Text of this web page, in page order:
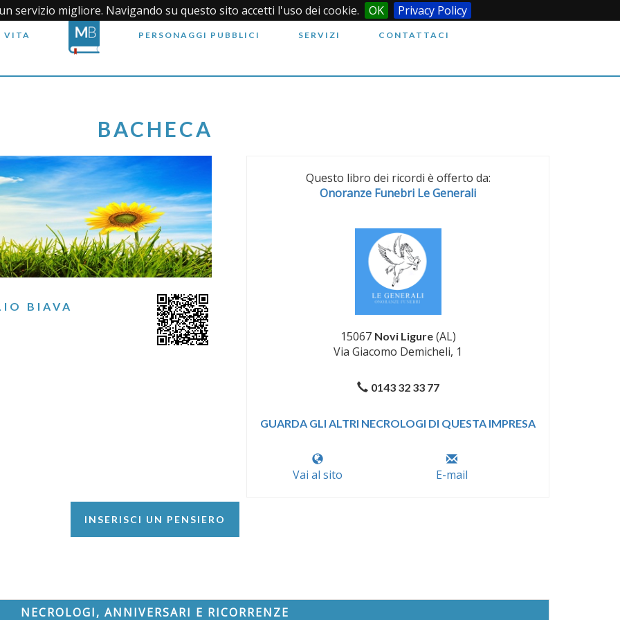
servizio migliore. Navigando su questo sito accetti l'uso dei cookie. OK Privacy Policy
VITA PERSONAGGI PUBBLICI SERVIZI CONTATTACI
BACHECA
BIAVA
Questo libro dei ricordi è offerto da:
Onoranze Funebri Le Generali
15067 Novi Ligure(AL)
Via Giacomo Demicheli, 1
0143 32 33 77
GUARDA GLI ALTRI NECROLOGI DI QUESTA IMPRESA
Vai al sito E-mail
INSERISCI UN PENSIERO
NECROLOGI, ANNIVERSARI E RICORRENZE